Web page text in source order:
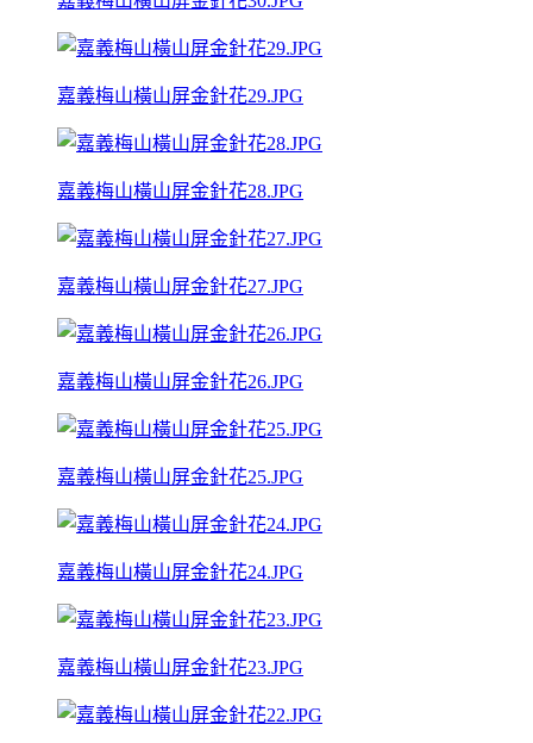
嘉義梅山橫山屏金針花29.JPG
嘉義梅山橫山屏金針花28.JPG
嘉義梅山橫山屏金針花27.JPG
嘉義梅山橫山屏金針花26.JPG
嘉義梅山橫山屏金針花25.JPG
嘉義梅山橫山屏金針花24.JPG
嘉義梅山橫山屏金針花23.JPG